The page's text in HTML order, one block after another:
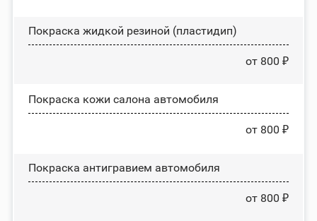
Покраска жидкой резиной (пластидип)
от 800 ₽
Покраска кожи салона автомобиля
от 800 ₽
Покраска антигравием автомобиля
от 800 ₽